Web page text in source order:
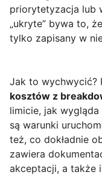
priorytetyzacja lub
„ukryte” bywa to,
tylko zapisany w
Jak to wychwycić?
kosztów z
limicie, jak
są warunki
też, co dokładnie
zawiera
akceptacji, a także